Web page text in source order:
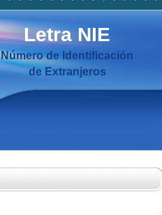
Letra NIE
Número de Identificación
de Extranjeros